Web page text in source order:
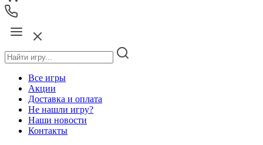
Все игры
Акции
Доставка и оплата
Не нашли игру?
Наши новости
Контакты